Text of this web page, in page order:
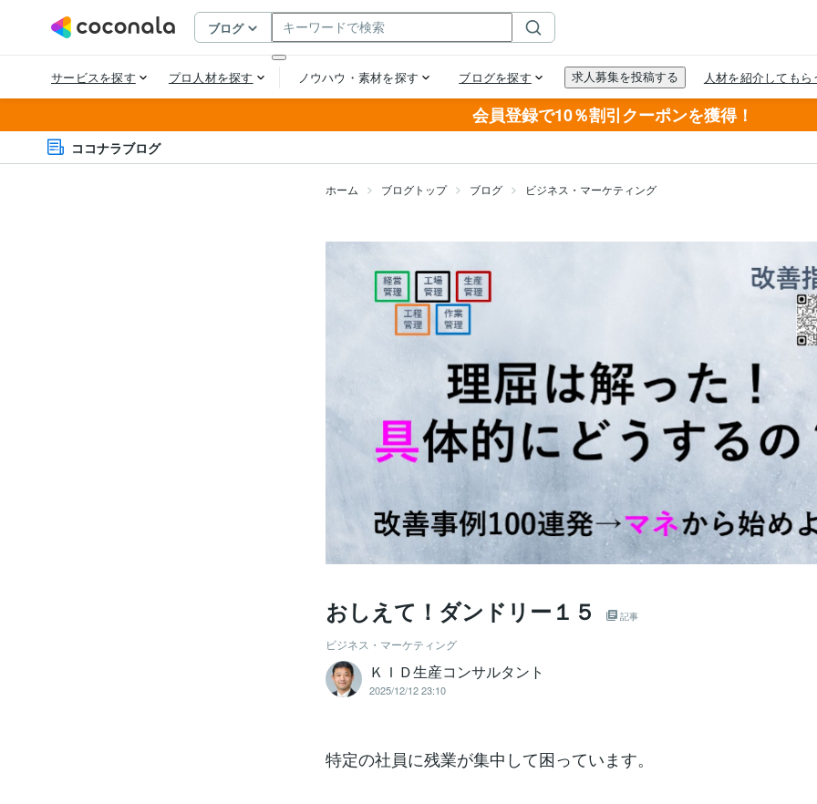
会員登録で10％割引クーポンを獲得！
ココナラブログ
ホーム ブログトップ ブログ ビジネス・マーケティング
おしえて！ダンドリー１５ 記事
ビジネス・マーケティング
ＫＩＤ生産コンサルタント
2025/12/12 23:10
特定の社員に残業が集中して困っています。